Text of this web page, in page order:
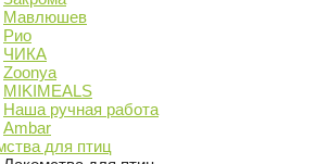
Мавлюшев
Рио
ЧИКА
Zoonya
MIKIMEALS
Наша ручная работа
Ambar
для птиц